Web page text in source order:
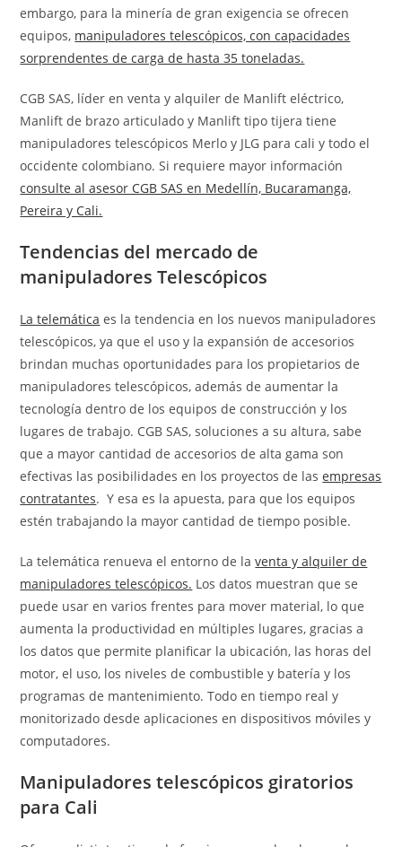
embargo, para la minería de gran exigencia se ofrecen
equipos, manipuladores telescópicos, con capacidades
sorprendentes de carga de hasta 35 toneladas.
CGB SAS, líder en venta y alquiler de Manlift eléctrico,
Manlift de brazo articulado y Manlift tipo tijera tiene
manipuladores telescópicos Merlo y JLG para cali y todo el
occidente colombiano. Si requiere mayor información
consulte al asesor CGB SAS en Medellín, Bucaramanga,
Pereira y Cali.
Tendencias del mercado de
manipuladores Telescópicos
La telemática es la tendencia en los nuevos manipuladores
telescópicos, ya que el uso y la expansión de accesorios
brindan muchas oportunidades para los propietarios de
manipuladores telescópicos, además de aumentar la
tecnología dentro de los equipos de construcción y los
lugares de trabajo. CGB SAS, soluciones a su altura, sabe
que a mayor cantidad de accesorios de alta gama son
efectivas las posibilidades en los proyectos de lasempresas
contratantes. Y esa es la apuesta, para que los equipos
estén trabajando la mayor cantidad de tiempo posible.
La telemática renueva el entorno de laventa y alquiler de
manipuladores telescópicos. Los datos muestran que se
puede usar en varios frentes para mover material, lo que
aumenta la productividad en múltiples lugares, gracias a
los datos que permite planificar la ubicación, las horas del
motor, el uso, los niveles de combustible y batería y los
programas de mantenimiento. Todo en tiempo real y
monitorizado desde aplicaciones en dispositivos móviles y
computadores.
Manipuladores telescópicos giratorios
para Cali